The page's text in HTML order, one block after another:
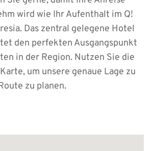
wird wie Ihr Aufenthalt im Q!
Das zentral gelegene Hotel
den perfekten Ausgangspunkt
in der Region. Nutzen Sie die
um unsere genaue Lage zu
zu planen.